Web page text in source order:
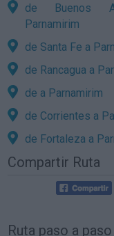
de Buenos
Parnamirim
de Santa Fe a
de Rancagua a
de a Parnamirim
de Corrientes a
de Fortaleza a
Compartir Ruta
Ruta paso a paso